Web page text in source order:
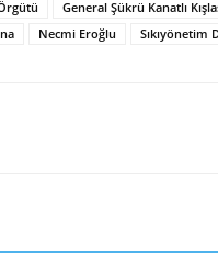
General Şükrü Kanatlı
Necmi Eroğlu Sıkıyönetim